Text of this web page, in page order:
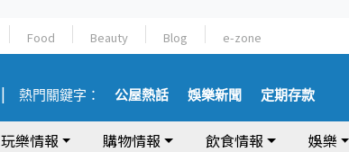
Food Beauty Blog e-zone
熱門關鍵字： 公屋熱話 娛樂新聞 定期存款
玩樂情報 購物情報 飲食情報 娛樂